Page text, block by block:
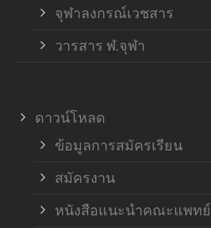
จุฬาลงกรณ์เวชสาร
วารสาร ฬ.จุฬา
ดาวน์โหลด
ข้อมูลการสมัครเรียน
สมัครงาน
หนังสือแนะนำคณะแพทย์